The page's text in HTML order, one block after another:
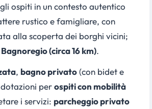
ospiti in un contesto autentico
rustico e famigliare, con
alla scoperta dei borghi vicini;
(circa 16 km).
, bagno privato(con bidet e
perospiti con mobilità
i servizi: parcheggio privato